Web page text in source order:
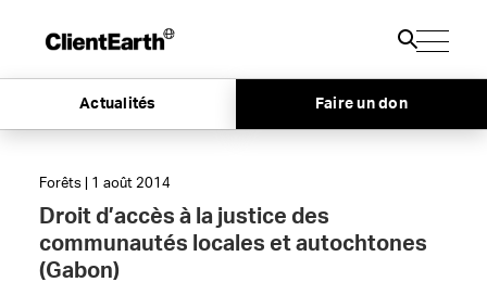
Actualités Faire un don
Forêts | 1 août 2014
Droit d’accès à la justice des
communautés locales et autochtones
(Gabon)